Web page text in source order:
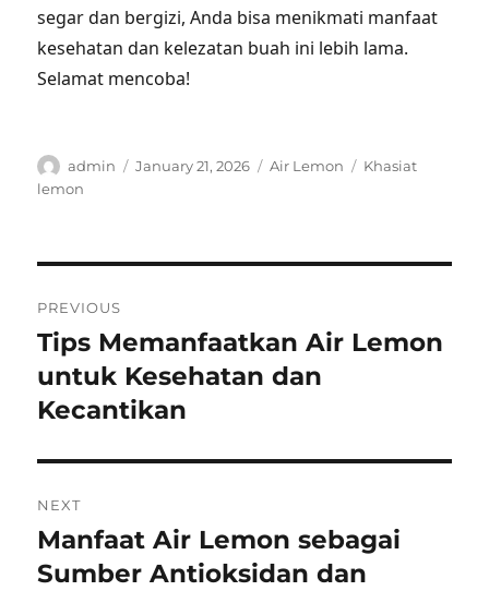
segar dan bergizi, Anda bisa menikmati manfaat
kesehatan dan kelezatan buah ini lebih lama.
Selamat mencoba!
Author
admin
Posted
January 21, 2026 Categories
Air Lemon Tags
Khasiat
lemon
navigation
PREVIOUS
Previous
post:
Tips Memanfaatkan Air Lemon
untuk Kesehatan dan
Kecantikan
NEXT
Next
post:
Manfaat Air Lemon sebagai
Sumber Antioksidan dan